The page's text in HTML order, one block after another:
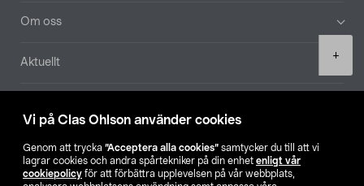
Vi på Clas Ohlson använder cookies
Genom att trycka ”Acceptera alla cookies” samtycker du till att vi
lagrar cookies och andra spårtekniker på din enhet enligt vår
cookiepolicy för att förbättra upplevelsen på vår webbplats,
+
Om oss
Aktuellt
Hitta butik